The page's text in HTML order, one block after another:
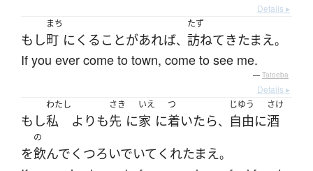
Details ▸
もし
まち
町 にくる ことがあれば、
たず
訪ねて きたまえ。
If you ever come to town, come to see me.
— Tatoeba
Details ▸
もし
わたし
私 よりも
さき
先 に
いえ
家 に
つ
着いたら、
じゆう
自由に
さけ
酒
を
の
飲んでくつろいでいて くれたまえ。